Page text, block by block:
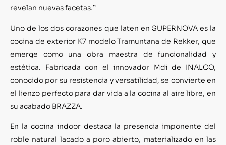
revelan nuevas facetas.”
Uno de los dos corazones que laten en SUPERNOVA es la
cocina de exterior K7 modelo Tramuntana de Rekker, que
emerge como una obra maestra de funcionalidad y
estética. Fabricada con el innovador Mdi de INALCO,
conocido por su resistencia y versatilidad, se convierte en
el lienzo perfecto para dar vida a la cocina al aire libre, en
su acabado BRAZZA.
En la cocina indoor destaca la presencia imponente del
roble natural lacado a poro abierto, materializado en las